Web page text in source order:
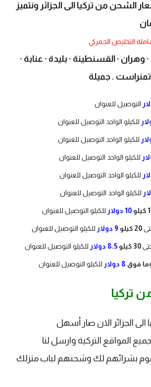
الشحن من تركيا الى الجزائر ونتميز
التخليص الجمركي
· وهران · القسنطينة · بليدة · عنابة ·
تمنراست . جميلة
التوصيل للعنوان
للكيلو الواحد التوصيل للعنوان
للكيلو الواحد التوصيل للعنوان
للكيلو الواحد التوصيل للعنوان
للكيلو الواحد التوصيل للعنوان
للكيلو الواحد التوصيل للعنوان
10 دولار للكيلو التوصيل للعنوان
20 كيلو 9 دولار للكيلو التوصيل للعنوان
30 كيلو 8.5 دولار للكيلو التوصيل للعنوان
فوق 8 دولار للكيلو التوصيل للعنوان
تركيا
الى الجزائر الان صار أسهل
المواقع التركية وارسل لنا
بشرائهم لك وشحنهم لباب منزلك